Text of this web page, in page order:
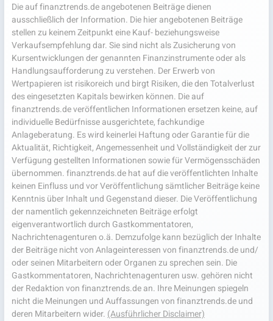
Die auf finanztrends.de angebotenen Beiträge dienen
ausschließlich der Information. Die hier angebotenen Beiträge
stellen zu keinem Zeitpunkt eine Kauf- beziehungsweise
Verkaufsempfehlung dar. Sie sind nicht als Zusicherung von
Kursentwicklungen der genannten Finanzinstrumente oder als
Handlungsaufforderung zu verstehen. Der Erwerb von
Wertpapieren ist risikoreich und birgt Risiken, die den Totalverlust
des eingesetzten Kapitals bewirken können. Die auf
finanztrends.de veröffentlichen Informationen ersetzen keine, auf
individuelle Bedürfnisse ausgerichtete, fachkundige
Anlageberatung. Es wird keinerlei Haftung oder Garantie für die
Aktualität, Richtigkeit, Angemessenheit und Vollständigkeit der zur
Verfügung gestellten Informationen sowie für Vermögensschäden
übernommen. finanztrends.de hat auf die veröffentlichten Inhalte
keinen Einfluss und vor Veröffentlichung sämtlicher Beiträge keine
Kenntnis über Inhalt und Gegenstand dieser. Die Veröffentlichung
der namentlich gekennzeichneten Beiträge erfolgt
eigenverantwortlich durch Gastkommentatoren,
Nachrichtenagenturen o.ä. Demzufolge kann bezüglich der Inhalte
der Beiträge nicht von Anlageinteressen von finanztrends.de und/
oder seinen Mitarbeitern oder Organen zu sprechen sein. Die
Gastkommentatoren, Nachrichtenagenturen usw. gehören nicht
der Redaktion von finanztrends.de an. Ihre Meinungen spiegeln
nicht die Meinungen und Auffassungen von finanztrends.de und
deren Mitarbeitern wider. (Ausführlicher Disclaimer)